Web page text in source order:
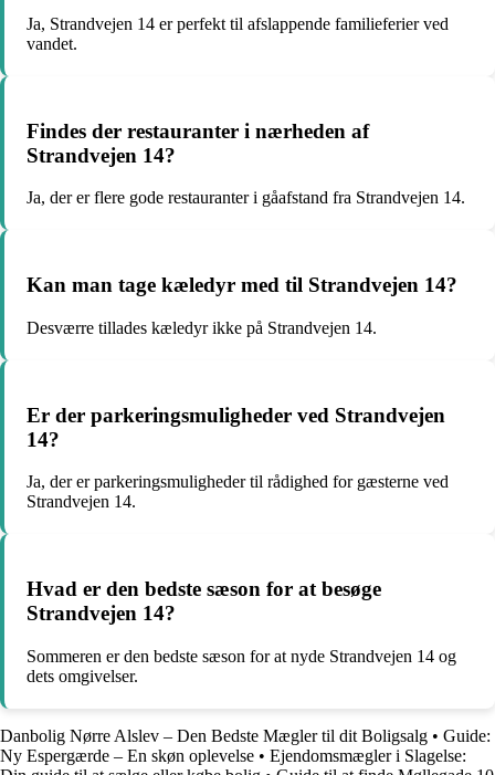
Ja, Strandvejen 14 er perfekt til afslappende familieferier ved
vandet.
Findes der restauranter i nærheden af
Strandvejen 14?
Ja, der er flere gode restauranter i gåafstand fra Strandvejen 14.
Kan man tage kæledyr med til Strandvejen 14?
Desværre tillades kæledyr ikke på Strandvejen 14.
Er der parkeringsmuligheder ved Strandvejen
14?
Ja, der er parkeringsmuligheder til rådighed for gæsterne ved
Strandvejen 14.
Hvad er den bedste sæson for at besøge
Strandvejen 14?
Sommeren er den bedste sæson for at nyde Strandvejen 14 og
dets omgivelser.
Danbolig Nørre Alslev – Den Bedste Mægler til dit Boligsalg • Guide:
Ny Espergærde – En skøn oplevelse • Ejendomsmægler i Slagelse: